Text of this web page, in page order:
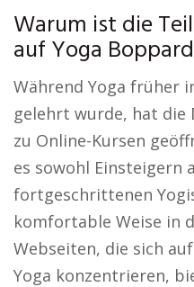
Warum ist die
auf Yoga
Während Yoga früher
gelehrt wurde, hat
zu Online-Kursen
es sowohl Einsteigern
fortgeschrittenen
komfortable Weise in
Webseiten, die sich
Yoga konzentrieren,